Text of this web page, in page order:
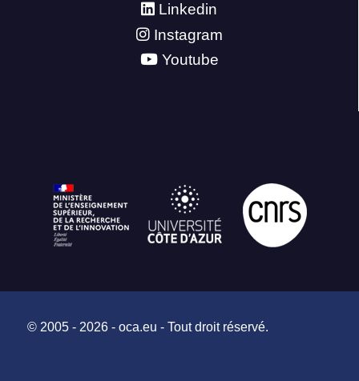
Linkedin
Instagram
Youtube
© 2005 - 2026 - oca.eu - Tout droit réservé.